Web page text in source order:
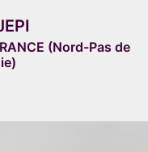
(Nord-Pas de